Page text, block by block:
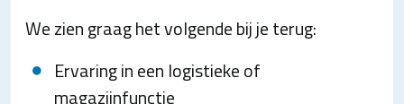
We zien graag het volgende bij je terug:
Ervaring in een logistieke of
magazijnfunctie